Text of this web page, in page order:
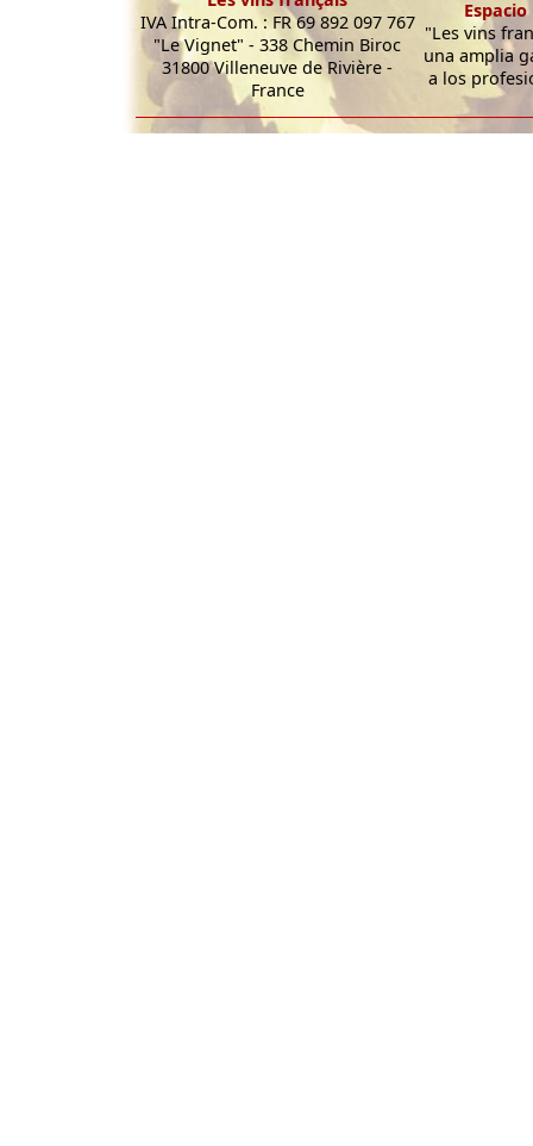
IVA Intra-Com. : FR 69 892 097 767
"Le Vignet" - 338 Chemin Biroc
31800 Villeneuve de Rivière -
France
"Les vins
una amplia
a los